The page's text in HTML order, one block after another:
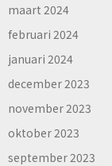
maart 2024
februari 2024
januari 2024
december 2023
november 2023
oktober 2023
september 2023